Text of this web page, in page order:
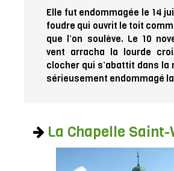
Elle fut endommagée le 14
foudre qui ouvrit le toit
que l’on soulève. Le 10
vent arracha la lourde
clocher qui s’abattit dans la
sérieusement endommagé
La Chapelle